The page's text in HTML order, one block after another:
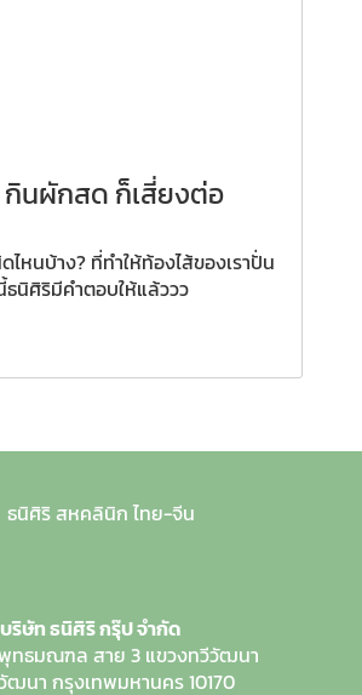
กินผักสด ก็เสี่ยงต่อ
หนบ้าง? ที่ทำให้ท้องไส้ของเราปั่น
ธนิศิริมีคำตอบให้แล้ววว
บริษัท ธนิศิริ กรุ๊ป จำกัด
ทธมณฑล สาย 3 แขวงทวีวัฒนา
ฒนา กรุงเทพมหานคร 10170